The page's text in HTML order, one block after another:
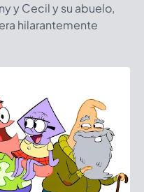
y Cecil y su abuelo,
hilarantemente